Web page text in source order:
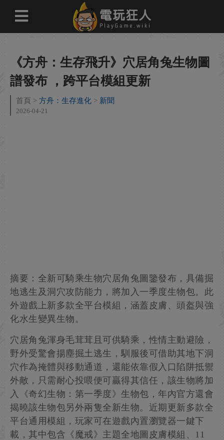
《方舟：生存飛升》穴居角兔生物圖
譜發布 ，跨平台模組更新
首頁 方舟：生存進化 新聞
2026-04-21
摘要：全新可騎乘生物穴居角兔圖鑒發布，具備掘
地逃生及洞穴攻防能力，將加入一季度生物包。此
外遊戲上新多款全平台模組，涵蓋皮膚、頭盔與強
化水生變異生物。
穴居角兔渾身毛茸茸且可供騎乘，性情主動避險，
野外受驚會揚塵掘土逃生，馴服後可借助其地下洞
穴作為掩體與移動通道，還能依靠假入口陷阱抵禦
外敵，只需耐心投喂便可贏得其信任，該生物將加
入《奇幻生物：第一季度》生物包，年內官方還會
揭曉該生物包另外兩隻全新生物。近期更新多款全
平台通用模組，玩家可在遊戲內置瀏覽器一鍵下
載，其中包含《魔戒》主題全地圖皮膚模組、11